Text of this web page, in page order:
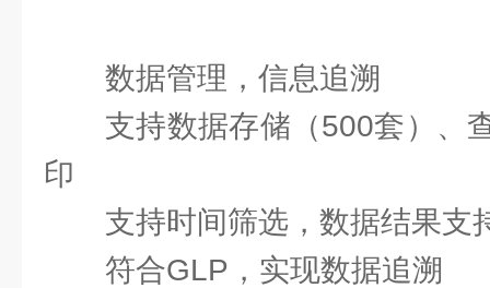
数据管理，信息追溯
支持数据存储（500套）、
印
支持时间筛选，数据结果支
符合GLP，实现数据追溯